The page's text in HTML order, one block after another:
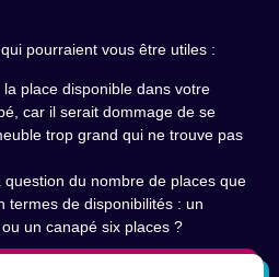
pourraient vous être utiles :
la place disponible dans votre
car il serait dommage de se
trop grand qui ne trouve pas
question du nombre de places que
termes de disponibilités : un
un canapé six places ?